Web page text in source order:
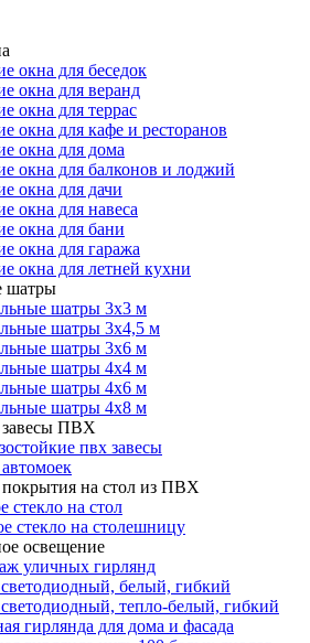
окна для беседок
окна для веранд
окна для террас
окна для кафе и ресторанов
окна для дома
окна для балконов и лоджий
окна для дачи
окна для навеса
окна для бани
окна для гаража
окна для летней кухни
шатры
шатры 3х3 м
шатры 3х4,5 м
шатры 3х6 м
шатры 4х4 м
шатры 4х6 м
шатры 4х8 м
ПВХ
пвх завесы
покрытия на стол из ПВХ
стекло на стол
стекло на столешницу
освещение
уличных гирлянд
белый, гибкий
тепло-белый, гибкий
гирлянда для дома и фасада